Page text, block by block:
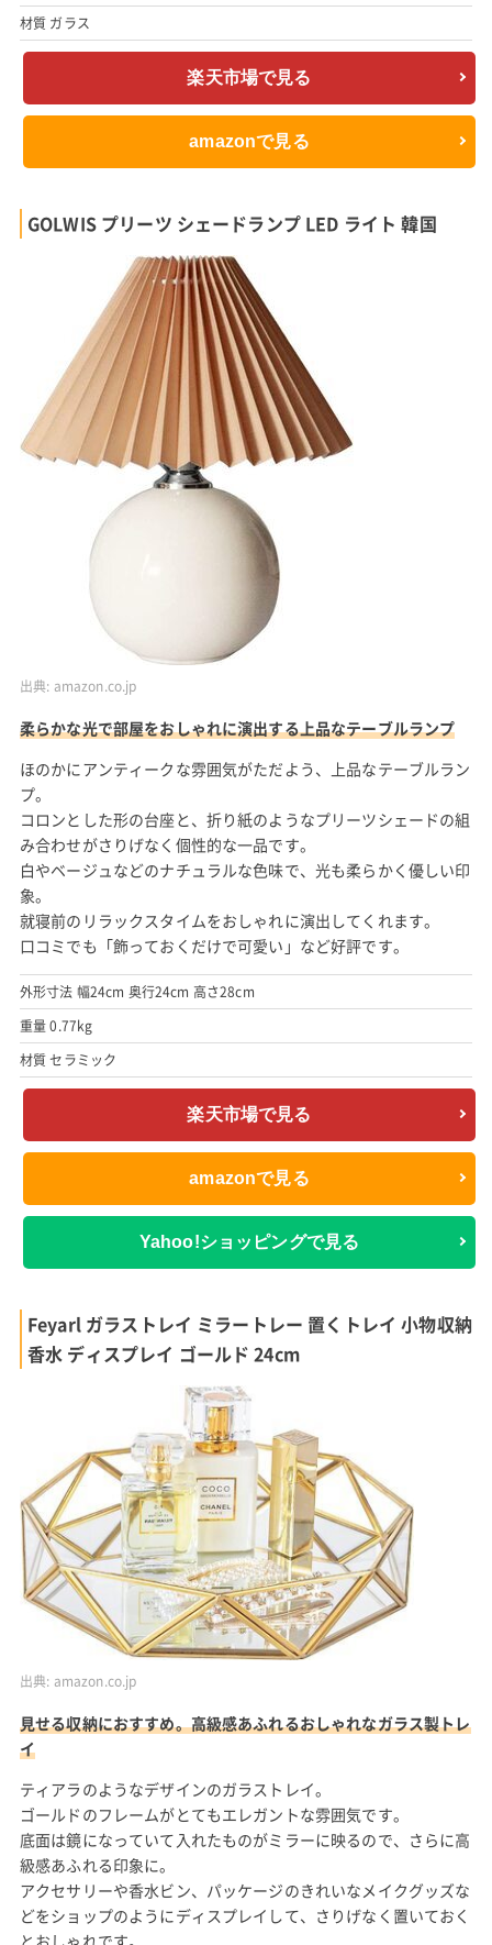
材質 ガラス
楽天市場で見る
amazonで見る
GOLWIS プリーツ シェードランプ LED ライト 韓国
出典: amazon.co.jp
柔らかな光で部屋をおしゃれに演出する上品なテーブルランプ
ほのかにアンティークな雰囲気がただよう、上品なテーブルラン
プ。
コロンとした形の台座と、折り紙のようなプリーツシェードの組
み合わせがさりげなく個性的な一品です。
白やベージュなどのナチュラルな色味で、光も柔らかく優しい印
象。
就寝前のリラックスタイムをおしゃれに演出してくれます。
口コミでも「飾っておくだけで可愛い」など好評です。
外形寸法 幅24cm 奥行24cm 高さ28cm
重量 0.77kg
材質 セラミック
楽天市場で見る
amazonで見る
Yahoo!ショッピングで見る
Feyarl ガラストレイ ミラートレー 置くトレイ 小物収納
香水 ディスプレイ ゴールド 24cm
出典: amazon.co.jp
見せる収納におすすめ。高級感あふれるおしゃれなガラス製トレ
イ
ティアラのようなデザインのガラストレイ。
ゴールドのフレームがとてもエレガントな雰囲気です。
底面は鏡になっていて入れたものがミラーに映るので、さらに高
級感あふれる印象に。
アクセサリーや香水ビン、パッケージのきれいなメイクグッズな
どをショップのようにディスプレイして、さりげなく置いておく
とおしゃれです。